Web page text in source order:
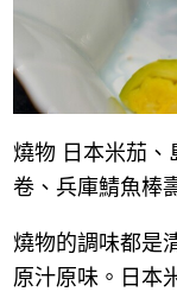
燒物 日本米茄、
卷、兵庫鯖魚棒
燒物的調味都是
原汁原味。日本